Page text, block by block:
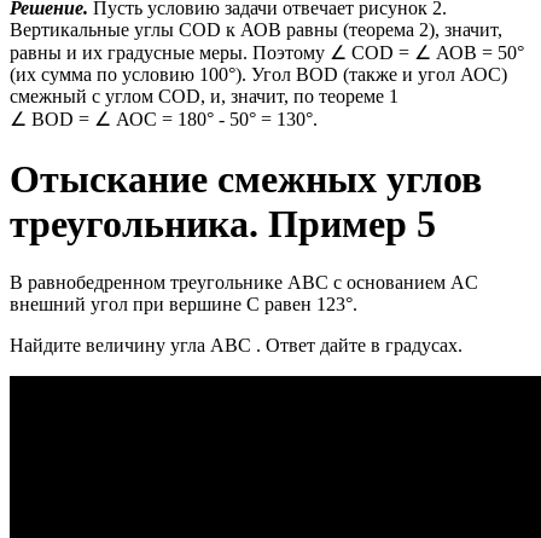
Решение. Пусть условию задачи отвечает рисунок 2.
Вертикальные углы COD к АОВ равны (теорема 2), значит,
равны и их градусные меры. Поэтому ∠ COD = ∠ АОВ = 50°
(их сумма по условию 100°). Угол BOD (также и угол АОС)
смежный с углом COD, и, значит, по теореме 1
∠ BOD = ∠ АОС = 180° - 50° = 130°.
Отыскание смежных углов
треугольника. Пример 5
В равнобедренном треугольнике ABC с основанием AC
внешний угол при вершине C равен 123°.
Найдите величину угла ABC . Ответ дайте в градусах.